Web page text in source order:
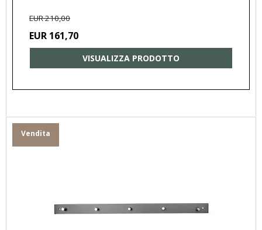
EUR 210,00
EUR 161,70
VISUALIZZA PRODOTTO
Vendita